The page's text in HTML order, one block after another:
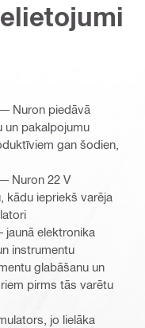
Nuron piedāvā
un pakalpojumu
gan šodien,
Nuron 22 V
kādu iepriekš varēja
elektronika
instrumentu
glabāšanu un
pirms tās varētu
jo lielāka